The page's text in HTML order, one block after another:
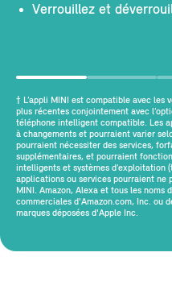
Verrouillez et
† L’appli MINI est compatible avec les
plus récentes conjointement avec
téléphone intelligent compatible. Les
à changements et pourraient varier
pourraient nécessiter des services,
supplémentaires, et pourraient
intelligents et systèmes d’exploitation
applications ou services pourraient ne
MINI. Amazon, Alexa et tous les noms
commerciales d'Amazon.com, Inc. ou
marques déposées d'Apple Inc.